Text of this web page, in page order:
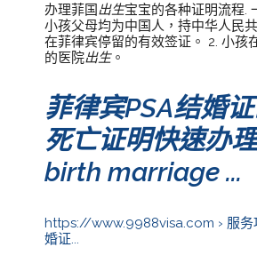
办理菲国 出生宝宝的各种证明流程.
小孩父母均为中国人，持中华人民
在菲律宾停留的有效签证。 2. 小孩
的医院出生。
菲律宾PSA结婚
死亡证明快速办
birth marriage ...
https://www.9988visa.com › 服务
婚证...